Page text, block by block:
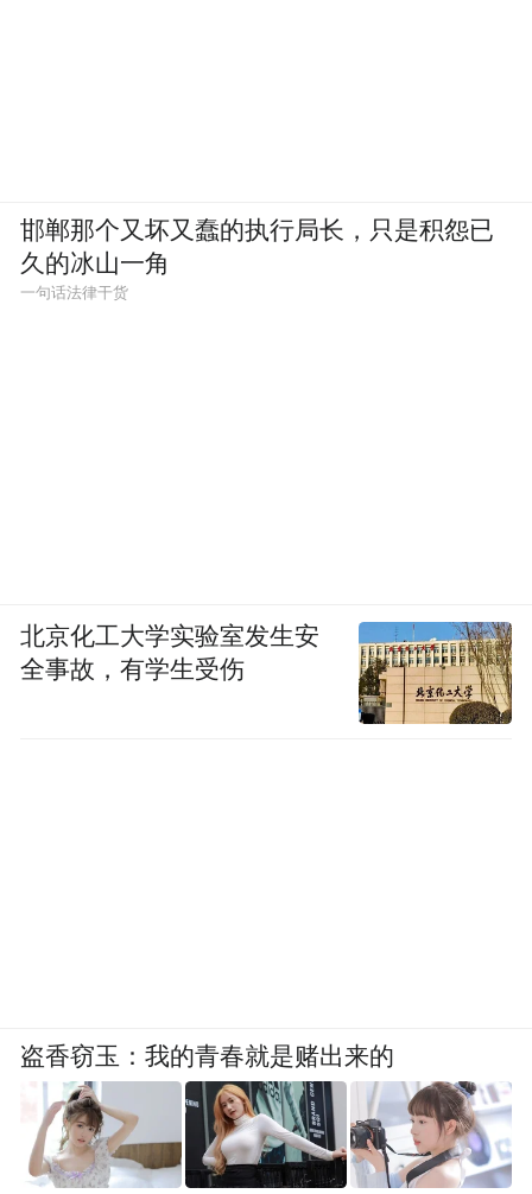
邯郸那个又坏又蠢的执行局长，只是积怨已
久的冰山一角
一句话法律干货
北京化工大学实验室发生安
全事故，有学生受伤
盗香窃玉：我的青春就是赌出来的